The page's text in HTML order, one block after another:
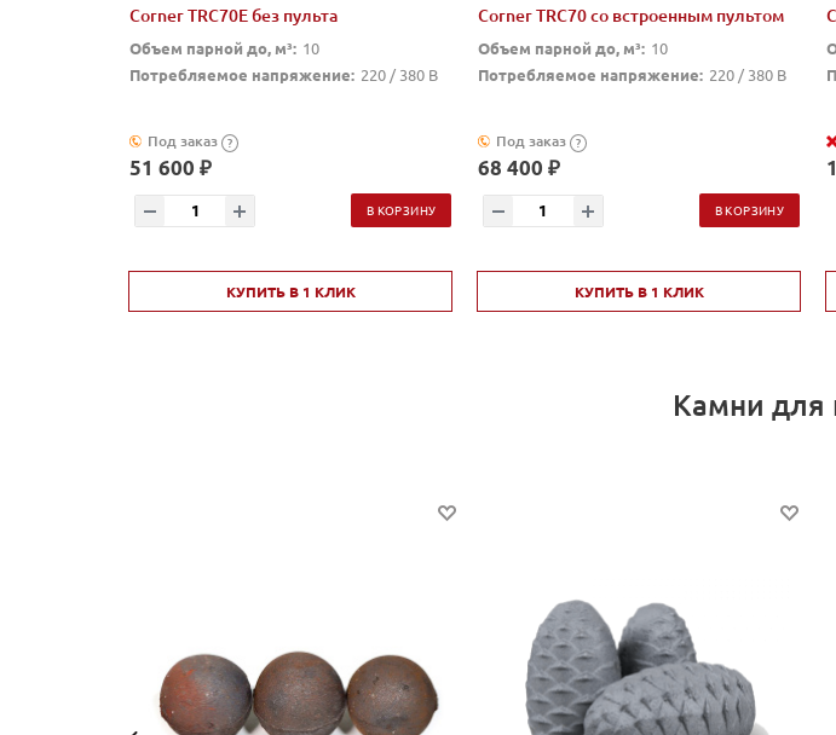
Corner TRC70E без пульта
Объем парной до, м³: 10
Потребляемое напряжение: 220 / 380 В
Под заказ ?
51 600 ₽
В КОРЗИНУ
КУПИТЬ В 1 КЛИК
Corner TRC70 со встроенным пультом
Объем парной до, м³: 10
Потребляемое напряжение: 220 / 380 В
Под заказ ?
68 400 ₽
В КОРЗИНУ
КУПИТЬ В 1 КЛИК
Камни для